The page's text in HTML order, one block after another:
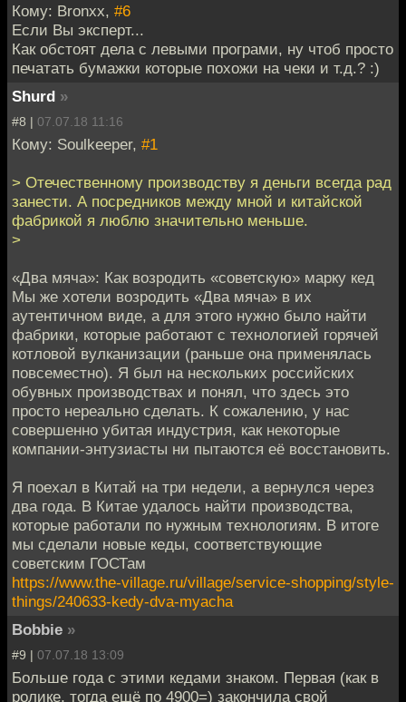
Кому: Bronxx, #6
Если Вы эксперт...
Как обстоят дела с левыми програми, ну чтоб просто
печатать бумажки которые похожи на чеки и т.д.? :)
Shurd »
#8 | 07.07.18 11:16
Кому: Soulkeeper, #1
> Отечественному производству я деньги всегда рад
занести. А посредников между мной и китайской
фабрикой я люблю значительно меньше.
>
«Два мяча»: Как возродить «советскую» марку кед
Мы же хотели возродить «Два мяча» в их
аутентичном виде, а для этого нужно было найти
фабрики, которые работают с технологией горячей
котловой вулканизации (раньше она применялась
повсеместно). Я был на нескольких российских
обувных производствах и понял, что здесь это
просто нереально сделать. К сожалению, у нас
совершенно убитая индустрия, как некоторые
компании-энтузиасты ни пытаются её восстановить.
Я поехал в Китай на три недели, а вернулся через
два года. В Китае удалось найти производства,
которые работали по нужным технологиям. В итоге
мы сделали новые кеды, соответствующие
советским ГОСТам
https://www.the-village.ru/village/service-shopping/style-
things/240633-kedy-dva-myacha
Bobbie »
#9 | 07.07.18 13:09
Больше года с этими кедами знаком. Первая (как в
ролике, тогда ещё по 4900=) закончила свой